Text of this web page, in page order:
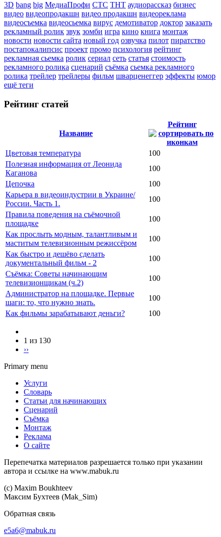
3D bang big МедиаПрофи СТС ТНТ аудиорассказ бизнес
видео видеопродакшн видео продакшн видеореклама
видеосъемка видеосьемка вирус демотиватор доктор заказать
рекламный ролик звук зомби игра кино книга монтаж
новости новости сайта новый год озвучка пилот пиратство
постапокалипсис проект промо психология рейтинг
рекламная сьемка ролик сериал сеть статья стоимость
рекламного ролика сценарий съёмка сьемка рекламного
ролика трейлер трейлеры фильм шварценеггер эффекты юмор
ещё теги
Рейтинг статей
Название
Рейтинг
Цветовая температура
100
Полезная информация от Леонида
Каганова
100
Цепочка
100
Карьера в видеоиндустрии в Украине/
России. Часть 1.
100
Правила поведения на съёмочной
площадке
100
Как прослыть модным, талантливым и
маститым телевизионным режиссёром
100
Как быстро и дешёво сделать
документальный фильм - 2
100
Съёмка: Советы начинающим
телевизионщикам (ч.2)
100
Администратор на площадке. Первые
шаги: то, что нужно знать.
100
Как фильмы зарабатывают деньги?
100
1 из 130
››
Primary menu
Услуги
Словарь
Статьи для начинающих
Сценарий
Съёмка
Монтаж
Реклама
О сайте
Перепечатка материалов разрешается только при указании
автора и ссылке на www.mabuk.ru
(c) Maхim Boukhteev
Максим Бухтеев (Mak_Sim)
Обратная связь
e5a6@mabuk.ru